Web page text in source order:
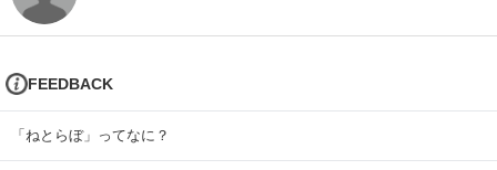
FEEDBACK
「ねとらぼ」ってなに？